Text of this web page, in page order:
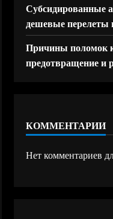
Субсидированные
дешевые перелеты
Причины поломок
предотвращение и
КОММЕНТАРИИ
Нет комментариев